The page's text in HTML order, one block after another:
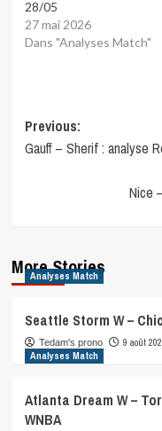
28/05
27 mai 2026
Dans "Analyses Match"
Post
navigation
Previous:
Gauff – Sherif : analyse
Nice
More Stories
Analyses Match
Seattle Storm W –
Tedam's prono 9 août
Analyses Match
Atlanta Dream W –
WNBA